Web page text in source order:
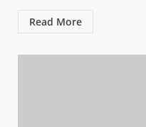
Read More